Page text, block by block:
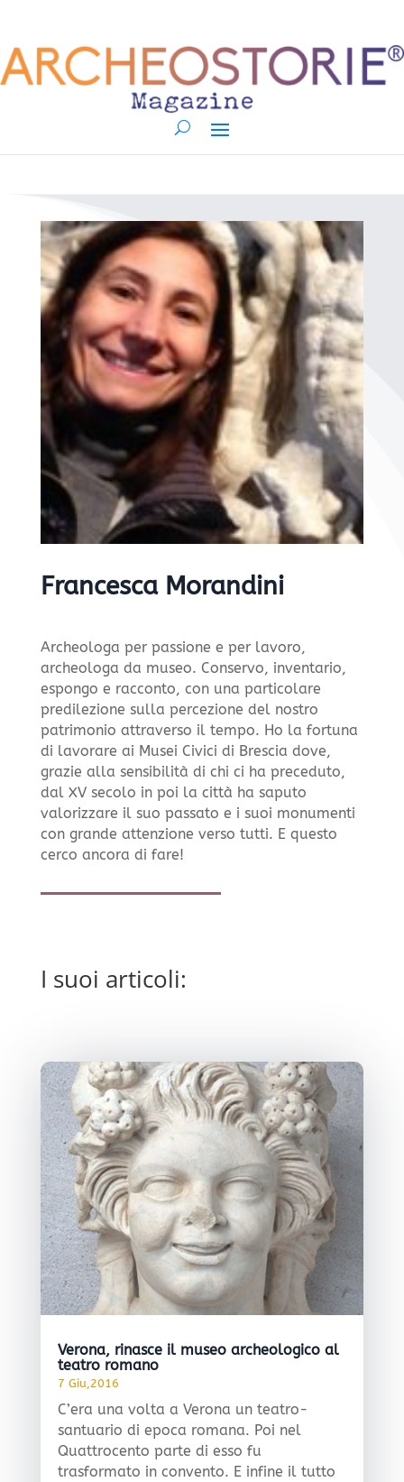
Francesca Morandini
Archeologa per passione e per lavoro,
archeologa da museo. Conservo, inventario,
espongo e racconto, con una particolare
predilezione sulla percezione del nostro
patrimonio attraverso il tempo. Ho la fortuna
di lavorare ai Musei Civici di Brescia dove,
grazie alla sensibilità di chi ci ha preceduto,
dal XV secolo in poi la città ha saputo
valorizzare il suo passato e i suoi monumenti
con grande attenzione verso tutti. E questo
cerco ancora di fare!
I suoi articoli:
Verona, rinasce il museo archeologico al
teatro romano
7 Giu,2016
C’era una volta a Verona un teatro-
santuario di epoca romana. Poi nel
Quattrocento parte di esso fu
trasformato in convento. E infine il tutto